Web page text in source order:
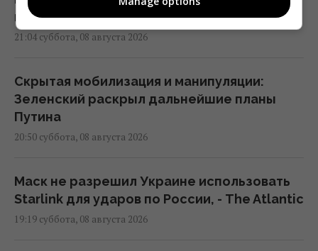
но потери все равно огромны, – Зеленский
21:04 суббота, 08 августа 2026
Скрытая мобилизация и манипуляции:
Зеленский раскрыл дальнейшие планы
Путина
20:50 суббота, 08 августа 2026
Маск не разрешил Украине использовать
Starlink для ударов по России, - The Atlantic
19:19 суббота, 08 августа 2026